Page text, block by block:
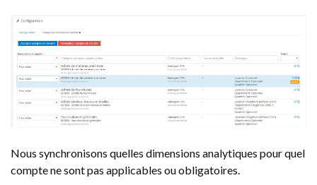
Nous synchronisons quelles dimensions analytiques pour quel
compte ne sont pas applicables ou obligatoires.